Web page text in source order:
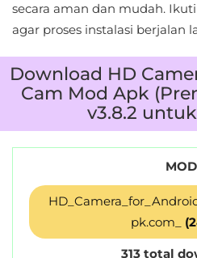
Rekomendasi
secara aman dan mudah.
agar proses instalasi berjalan
Download HD
Cam Mod Apk
v3.8.2
MOD
pk.com_
313 total